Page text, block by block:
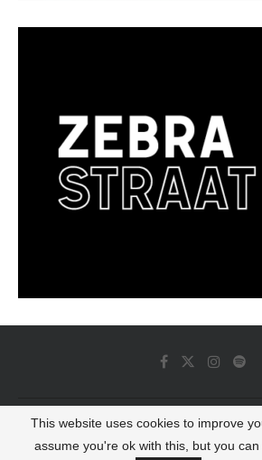
© 2022 - Luminous Dash All
This website uses cookies to improve
assume you're ok with this, but you can